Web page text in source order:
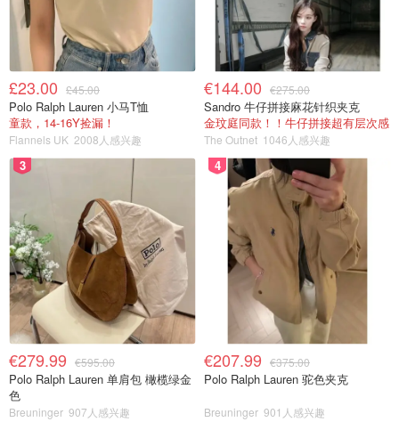
£23.00 £45.00
Polo Ralph Lauren 小马T恤
童款，14-16Y捡漏！
Flannels UK 2008人感兴趣
€144.00 €275.00
Sandro 牛仔拼接麻花针织夹克
金玟庭同款！！牛仔拼接超有层次感
The Outnet 1046人感兴趣
3
€279.99 €595.00
Polo Ralph Lauren 单肩包 橄榄绿金
色
Breuninger 907人感兴趣
4
€207.99 €375.00
Polo Ralph Lauren 驼色夹克
Breuninger 901人感兴趣